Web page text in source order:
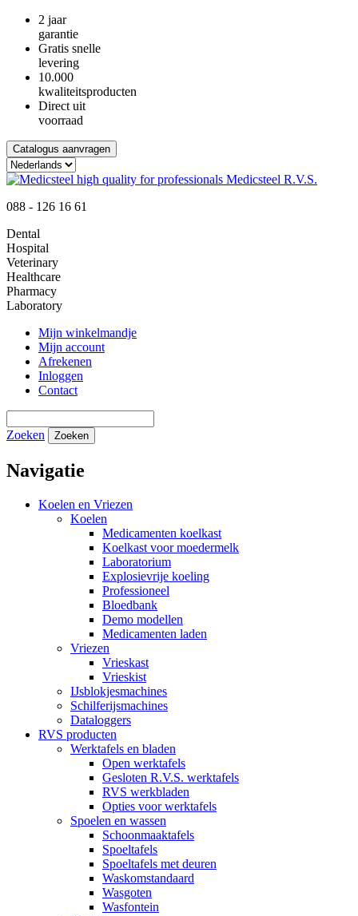
2 jaar
garantie
Gratis snelle
levering
10.000
kwaliteitsproducten
Direct uit
voorraad
Catalogus aanvragen
088 - 126 16 61
Dental
Hospital
Veterinary
Healthcare
Pharmacy
Laboratory
Mijn winkelmandje
Mijn account
Afrekenen
Inloggen
Contact
Zoeken Zoeken
Navigatie
Koelen en Vriezen
Koelen
Medicamenten koelkast
Koelkast voor moedermelk
Laboratorium
Explosievrije koeling
Professioneel
Bloedbank
Demo modellen
Medicamenten laden
Vriezen
Vrieskast
Vrieskist
IJsblokjesmachines
Schilferijsmachines
Dataloggers
RVS producten
Werktafels en bladen
Open werktafels
Gesloten R.V.S. werktafels
RVS werkbladen
Opties voor werktafels
Spoelen en wassen
Schoonmaaktafels
Spoeltafels
Spoeltafels met deuren
Waskomstandaard
Wasgoten
Wasfontein